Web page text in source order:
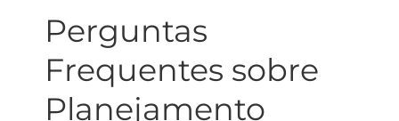
Perguntas
Frequentes sobre
Planejamento